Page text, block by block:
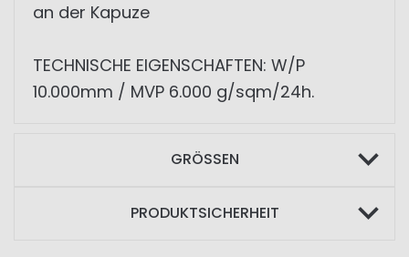
an der Kapuze
TECHNISCHE EIGENSCHAFTEN: W/P
10.000mm / MVP 6.000 g/sqm/24h.
GRÖSSEN
PRODUKTSICHERHEIT